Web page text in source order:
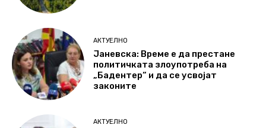
АКТУЕЛНО
Јаневска: Време е да престане
политичката злоупотреба на
„Бадентер“ и да се усвојат
законите
АКТУЕЛНО